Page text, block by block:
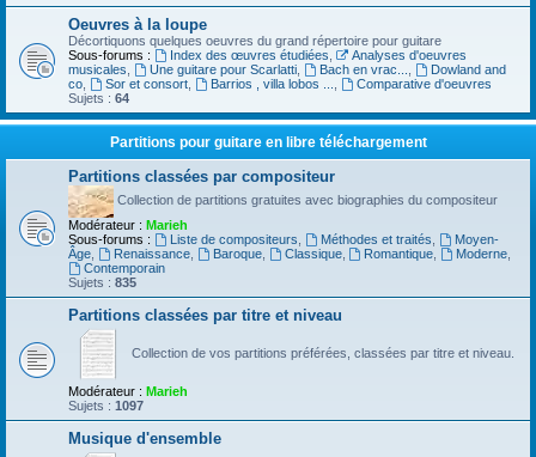
Oeuvres à la loupe
Décortiquons quelques oeuvres du grand répertoire pour guitare
Sous-forums :
Index des œuvres étudiées
Analyses d'oeuvres
musicales
Une guitare pour Scarlatti, Bach en vrac...
Dowland and
co
Sor et consort, Barrios , villa lobos ...
Comparative d'oeuvres
Sujets : 64
Partitions pour guitare en libre téléchargement
Partitions classées par compositeur
Collection de partitions gratuites avec biographies du compositeur
Modérateur : Marieh
Sous-forums :
Liste de compositeurs Méthodes et traités
Moyen-
Âge
Renaissance, Baroque, Classique, Romantique Moderne
Contemporain
Sujets : 835
Partitions classées par titre et niveau
Collection de vos partitions préférées, classées par titre et niveau.
Modérateur : Marieh
Sujets : 1097
Musique d'ensemble